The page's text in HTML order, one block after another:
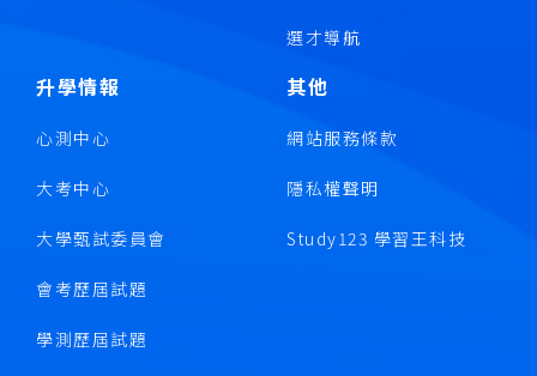
選才導航
升學情報
心測中心
大考中心
大學甄試委員會
會考歷屆試題
學測歷屆試題
其他
網站服務條款
隱私權聲明
Study123 學習王科技